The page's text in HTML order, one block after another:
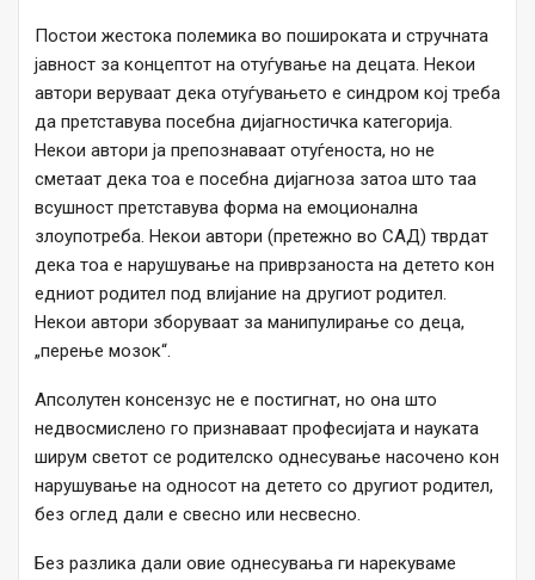
Постои жестока полемика во пошироката и стручната
јавност за концептот на отуѓување на децата. Некои
автори веруваат дека отуѓувањето е синдром кој треба
да претставува посебна дијагностичка категорија.
Некои автори ја препознаваат отуѓеноста, но не
сметаат дека тоа е посебна дијагноза затоа што таа
всушност претставува форма на емоционална
злоупотреба. Некои автори (претежно во САД) тврдат
дека тоа е нарушување на приврзаноста на детето кон
едниот родител под влијание на другиот родител.
Некои автори зборуваат за манипулирање со деца,
„перење мозок“.
Апсолутен консензус не е постигнат, но она што
недвосмислено го признаваат професијата и науката
ширум светот се родителско однесување насочено кон
нарушување на односот на детето со другиот родител,
без оглед дали е свесно или несвесно.
Без разлика дали овие однесувања ги нарекуваме